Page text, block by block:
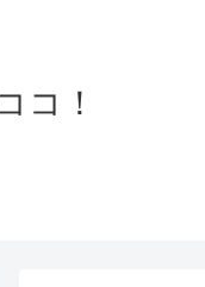
コ！